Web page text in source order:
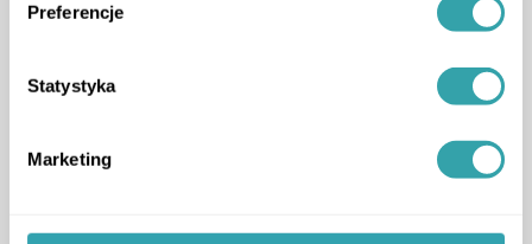
Preferencje
Statystyka
Marketing
ArrowRightLong